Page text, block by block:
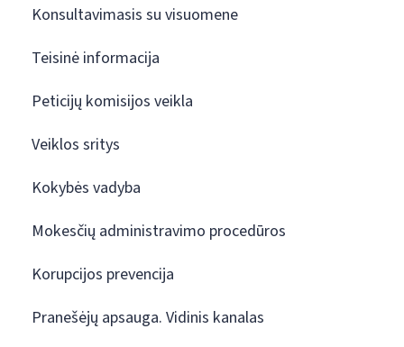
Konsultavimasis su visuomene
Teisinė informacija
Peticijų komisijos veikla
Veiklos sritys
Kokybės vadyba
Mokesčių administravimo procedūros
Korupcijos prevencija
Pranešėjų apsauga. Vidinis kanalas